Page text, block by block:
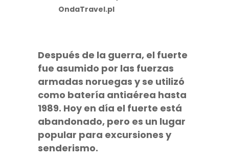
OndaTravel.pl
Después de la guerra, el fuerte
fue asumido por las fuerzas
armadas noruegas y se utilizó
como batería antiaérea hasta
1989. Hoy en día el fuerte está
abandonado, pero es un lugar
popular para excursiones y
senderismo.